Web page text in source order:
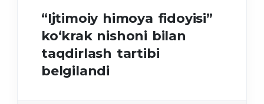
“Ijtimoiy himoya fidoyisi”
ko‘krak nishoni bilan
taqdirlash tartibi
belgilandi